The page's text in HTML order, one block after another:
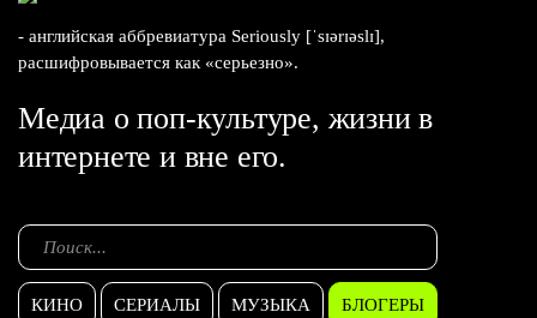
- английская аббревиатура Seriously [ˈsɪərɪəslɪ],
расшифровывается как «серьезно».
Медиа о поп-культуре, жизни в
интернете и вне его.
КИНО СЕРИАЛЫ МУЗЫКА БЛОГЕРЫ